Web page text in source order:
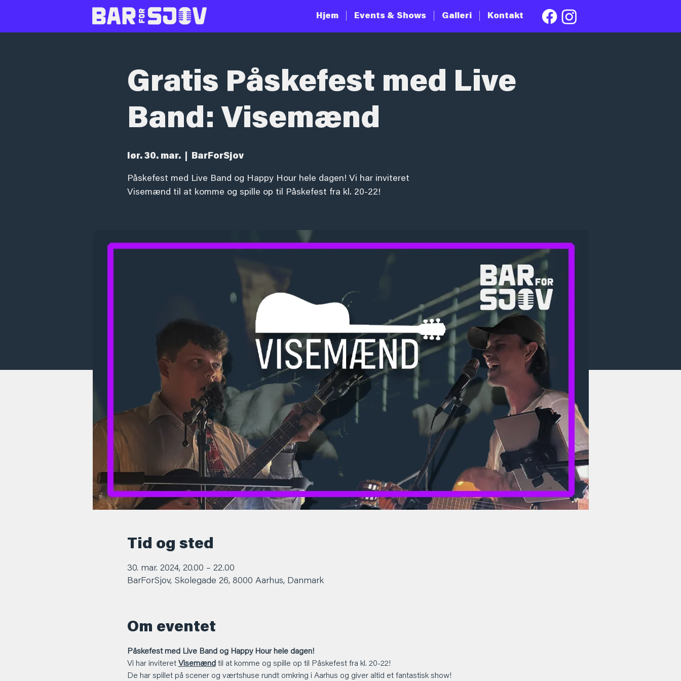
Hjem Events & Shows Galleri Kontakt
Gratis Påskefest med Live
Band: Visemænd
lør. 30. mar.
  |
BarForSjov
Påskefest med Live Band og Happy Hour hele dagen! Vi har inviteret
Visemænd til at komme og spille op til Påskefest fra kl. 20-22!
Tid og sted
30. mar. 2024, 20.00 – 22.00
BarForSjov, Skolegade 26, 8000 Aarhus, Danmark
Om eventet
Påskefest med Live Band og Happy Hour hele dagen!
Vi har inviteret Visemænd til at komme og spille op til Påskefest fra kl. 20-22!
De har spillet på scener og værtshuse rundt omkring i Aarhus og giver altid et fantastisk show!